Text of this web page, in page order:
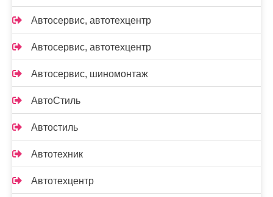
Автосервис, автотехцентр
Автосервис, автотехцентр
Автосервис, шиномонтаж
АвтоСтиль
Автостиль
Автотехник
Автотехцентр